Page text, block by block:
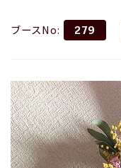
ブースNo: 279